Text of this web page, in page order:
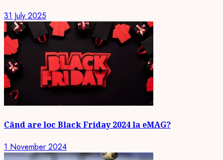
31 July 2025
Când are loc Black Friday 2024 la eMAG?
1 November 2024